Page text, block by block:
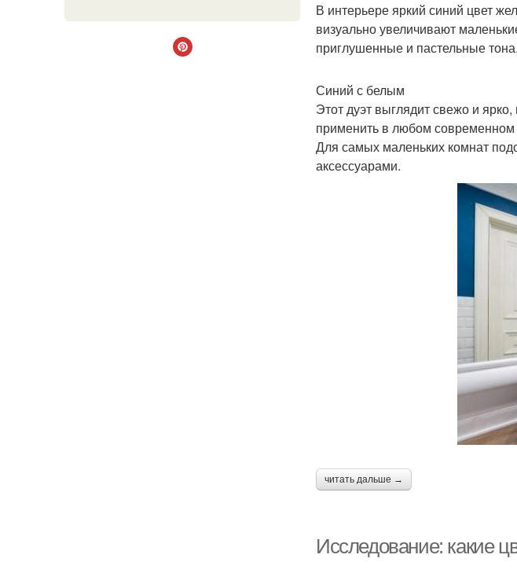
В интерьере яркий синий цвет
визуально увеличивают
приглушенные и пастельные
Синий с белым
Этот дуэт выглядит свежо и
применить в любом
Для самых маленьких комнат
аксессуарами.
читать дальше →
Исследование: какие